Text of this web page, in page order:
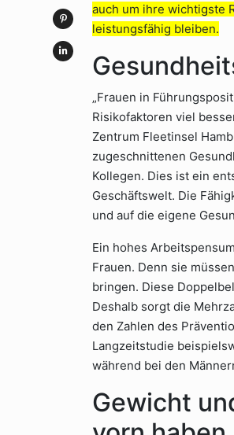
auch um ihre wichtigste
leistungsfähig bleiben.
„Frauen in
Risikofaktoren viel
Zentrum Fleetinsel
zugeschnittenen
Kollegen. Dies ist ein
Geschäftswelt. Die
und auf die eigene
Ein hohes
Frauen. Denn sie
bringen. Diese
Deshalb sorgt die
den Zahlen des
Langzeitstudie
während bei den
Gewicht